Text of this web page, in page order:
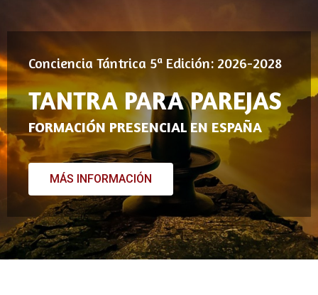
Conciencia Tántrica 5ª Edición: 2026-2028
TANTRA PARA PAREJAS
FORMACIÓN PRESENCIAL EN ESPAÑA
MÁS INFORMACIÓN